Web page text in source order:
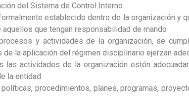
del Sistema de Control Interno.
establecido dentro de la organización y
que tengan responsabilidad de mando
y actividades de la organización, se
la aplicación del régimen disciplinario ejerzan
actividades de la organización estén
la entidad.
procedimientos, planes, programas,